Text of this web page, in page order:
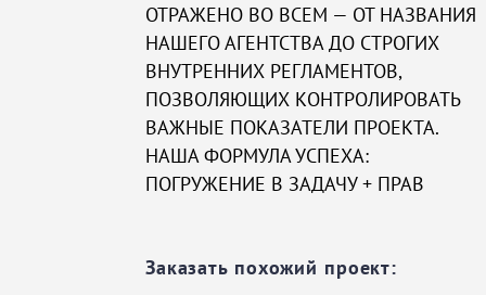
ОТРАЖЕНО ВО ВСЕМ — ОТ НАЗВАНИЯ
НАШЕГО АГЕНТСТВА ДО СТРОГИХ
ВНУТРЕННИХ РЕГЛАМЕНТОВ,
ПОЗВОЛЯЮЩИХ КОНТРОЛИРОВАТЬ
ВАЖНЫЕ ПОКАЗАТЕЛИ ПРОЕКТА.
НАША ФОРМУЛА УСПЕХА:
ПОГРУЖЕНИЕ В ЗАДАЧУ + ПРАВ
Заказать похожий проект: